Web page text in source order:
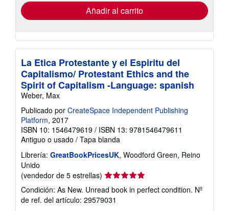
envío
Añadir al carrito
La Etica Protestante y el Espiritu del
Capitalismo/ Protestant Ethics and the
Spirit of Capitalism -Language: spanish
Weber, Max
Publicado por CreateSpace Independent Publishing
Platform, 2017
ISBN 10: 1546479619 / ISBN 13: 9781546479611
Antiguo o usado / Tapa blanda
Librería: GreatBookPricesUK, Woodford Green, Reino
Unido
(vendedor de 5 estrellas) Calificación
del
vendedor:
5
Condición: As New. Unread book in perfect condition. Nº
de ref. del artículo: 29579031